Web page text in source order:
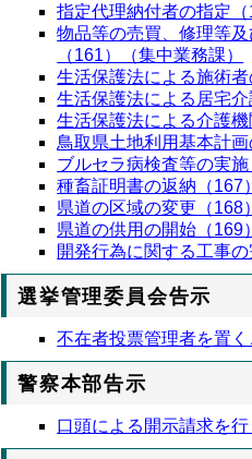
指定代理納付者の指定（
物品等の売買、修理等
（161）（集中業務課）
生活保護法による施術
生活保護法による居宅
生活保護法による介護機
鳥取県土地利用基本計
ブルセラ病検査等の実施
種畜証明書の返納（167
県道の区域の変更（168
県道の供用の開始（169
開発行為に関する工事
選挙管理委員会告示
不在者投票管理者を置
警察本部告示
口頭による開示請求を